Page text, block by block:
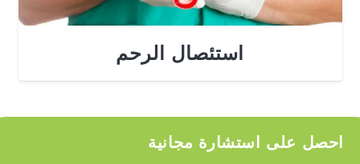
استئصال الرحم
احصل على استشارة مجانية